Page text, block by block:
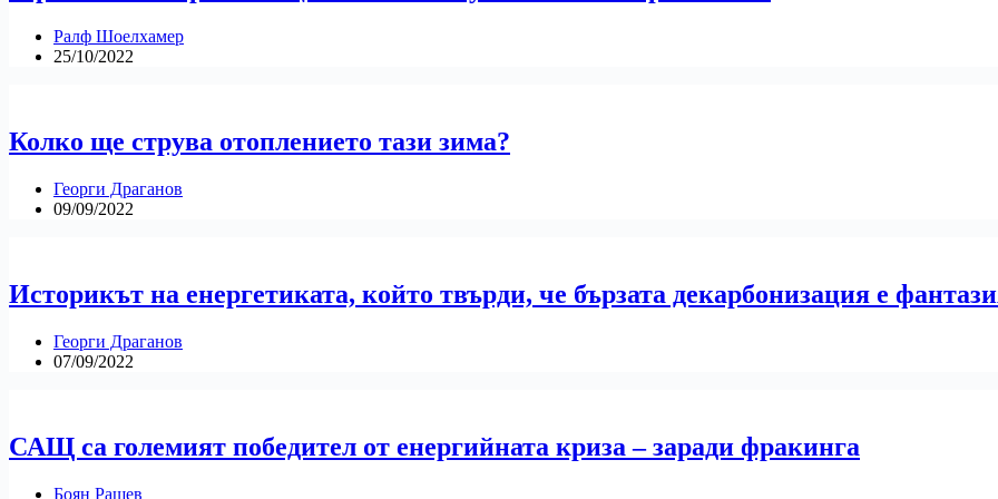
Ралф Шоелхамер
25/10/2022
Колко ще струва отоплението тази зима?
Георги Драганов
09/09/2022
Историкът на енергетиката, който твърди, че бързата декарбонизация е
Георги Драганов
07/09/2022
САЩ са големият победител от енергийната криза – заради фракинга
Боян Рашев